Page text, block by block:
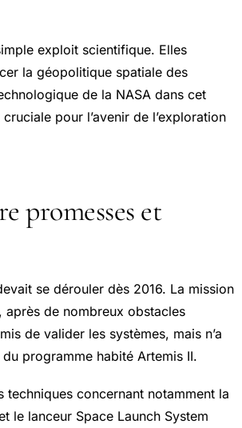
exploit scientifique. Elles
la géopolitique spatiale des
de la NASA dans cet
pour l’avenir de l’exploration
promesses et
se dérouler dès 2016. La mission
de nombreux obstacles
de valider les systèmes, mais n’a
programme habité Artemis II.
concernant notamment la
le lanceur Space Launch System